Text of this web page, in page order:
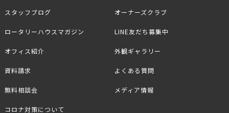
スタッフブログ
ロータリーハウスマガジン
オフィス紹介
資料請求
無料相談会
オーナーズクラブ
LINE友だち募集中
外観ギャラリー
よくある質問
メディア情報
コロナ対策について